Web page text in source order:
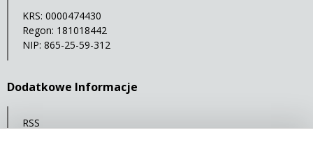
KRS: 0000474430
Regon: 181018442
NIP: 865-25-59-312
Dodatkowe Informacje
RSS